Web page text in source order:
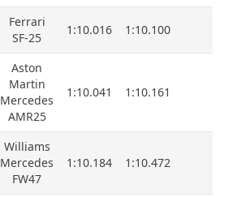
Ferrari
SF-25
1:10.016 1:10.100
Aston
Martin
Mercedes
AMR25
1:10.041 1:10.161
Williams
Mercedes
FW47
1:10.184 1:10.472